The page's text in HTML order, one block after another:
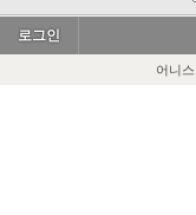
로그인
어니